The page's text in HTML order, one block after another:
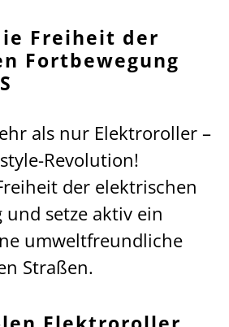
Freiheit der
Fortbewegung
als nur Elektroroller –
Revolution!
der elektrischen
und setze aktiv ein
umweltfreundliche
Straßen.